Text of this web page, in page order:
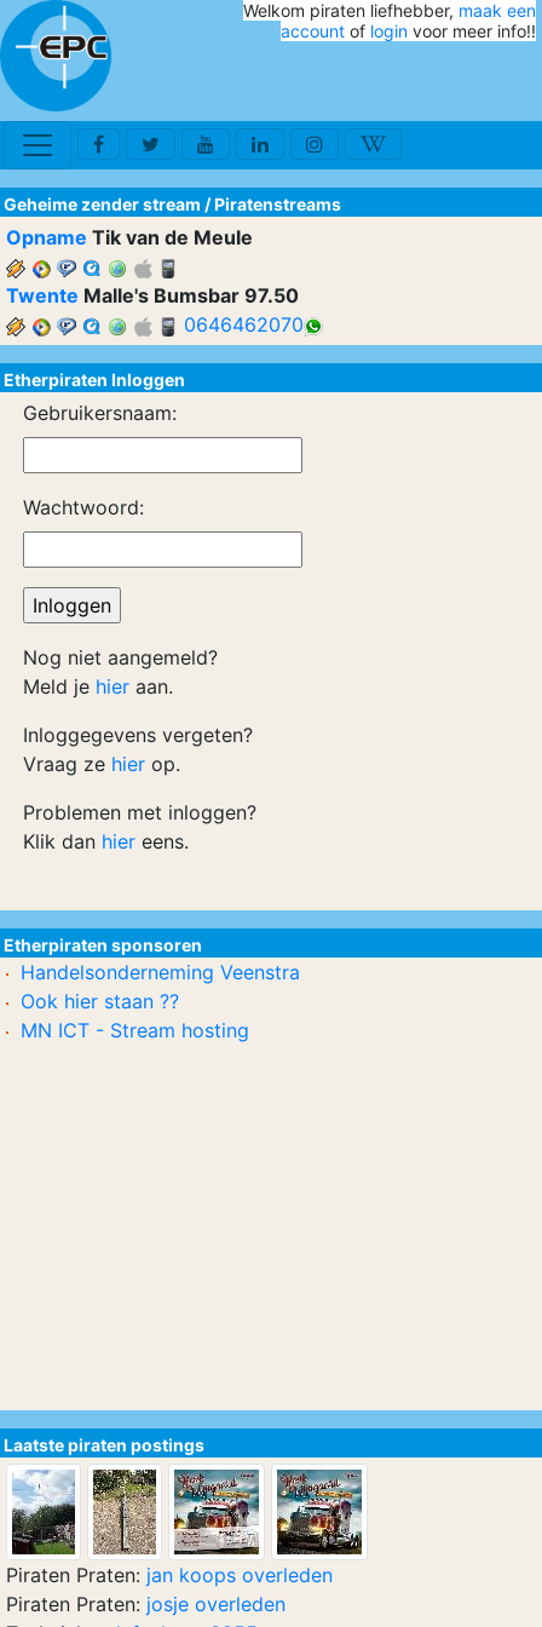
Welkom piraten liefhebber, maak een
account of login voor meer info!!
Geheime zender stream /Piratenstreams
Opname Tik van de Meule
Twente Malle's Bumsbar 97.50
0646462070
Etherpiraten Inloggen
Gebruikersnaam:
Wachtwoord:
Nog niet aangemeld?
Meld je hier aan.
Inloggegevens vergeten?
Vraag ze hier op.
Problemen met inloggen?
Klik dan hier eens.
Etherpiraten sponsoren
Handelsonderneming Veenstra
Ook hier staan ??
MN ICT - Stream hosting
Laatste piraten postings
Piraten Praten: jan koops overleden
Piraten Praten: josje overleden